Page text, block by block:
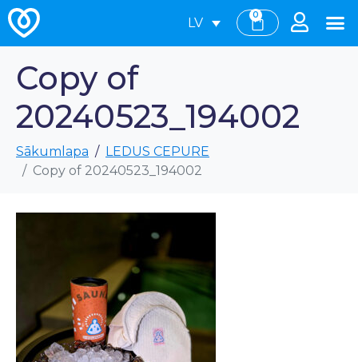
LV
0
Copy of
20240523_194002
Sākumlapa
LEDUS CEPURE
Copy of 20240523_194002